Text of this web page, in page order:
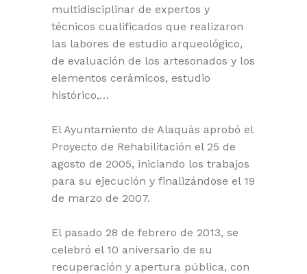
multidisciplinar de expertos y
técnicos cualificados que realizaron
las labores de estudio arqueológico,
de evaluación de los artesonados y los
elementos cerámicos, estudio
histórico,…
El Ayuntamiento de Alaquàs aprobó el
Proyecto de Rehabilitación el 25 de
agosto de 2005, iniciando los trabajos
para su ejecución y finalizándose el 19
de marzo de 2007.
El pasado 28 de febrero de 2013, se
celebró el 10 aniversario de su
recuperación y apertura pública, con